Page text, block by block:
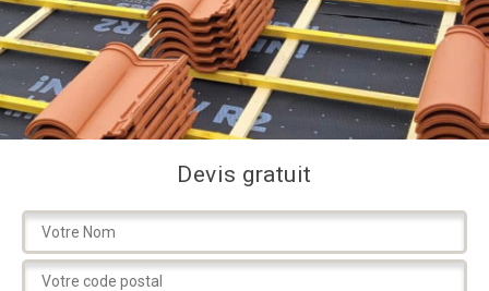
Devis gratuit